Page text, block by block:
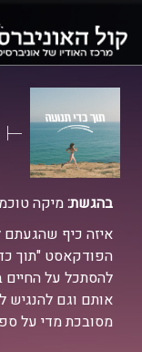
הראשי
הראשי
בהגשת:מיקה
איזה כיף
הפודקאסט "תוך
להסתכל על החיים
אותם וגם להנגיש
מסובכת מדי על